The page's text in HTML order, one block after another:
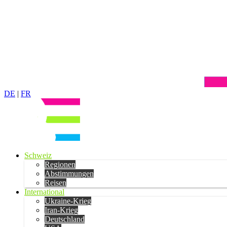
DE | FR
Schweiz
Regionen
Abstimmungen
Reisen
International
Ukraine-Krieg
Iran-Krieg
Deutschland